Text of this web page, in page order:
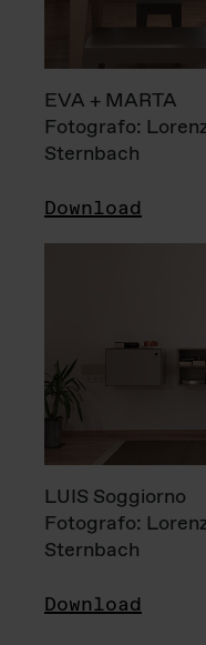
EVA + MARTA
Fotografo:
Sternbach
Download
LUIS Soggiorno
Fotografo:
Sternbach
Download